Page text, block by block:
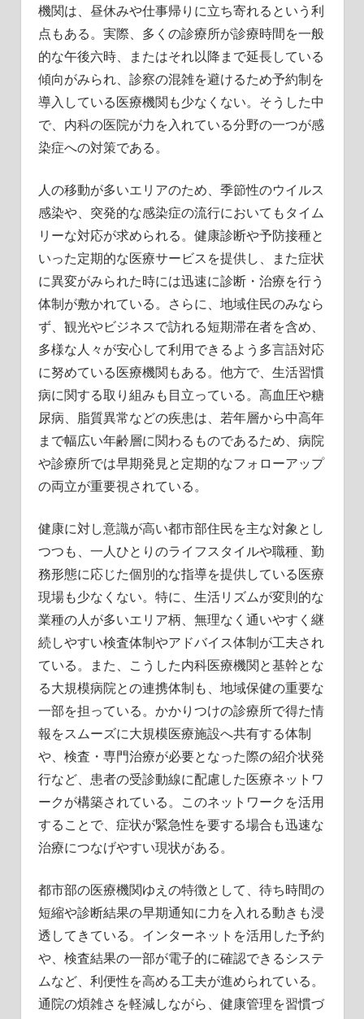
機関は、昼休みや仕事帰りに立ち寄れるという利
点もある。実際、多くの診療所が診療時間を一般
的な午後六時、またはそれ以降まで延長している
傾向がみられ、診察の混雑を避けるため予約制を
導入している医療機関も少なくない。そうした中
で、内科の医院が力を入れている分野の一つが感
染症への対策である。
人の移動が多いエリアのため、季節性のウイルス
感染や、突発的な感染症の流行においてもタイム
リーな対応が求められる。健康診断や予防接種と
いった定期的な医療サービスを提供し、また症状
に異変がみられた時には迅速に診断・治療を行う
体制が敷かれている。さらに、地域住民のみなら
ず、観光やビジネスで訪れる短期滞在者を含め、
多様な人々が安心して利用できるよう多言語対応
に努めている医療機関もある。他方で、生活習慣
病に関する取り組みも目立っている。高血圧や糖
尿病、脂質異常などの疾患は、若年層から中高年
まで幅広い年齢層に関わるものであるため、病院
や診療所では早期発見と定期的なフォローアップ
の両立が重要視されている。
健康に対し意識が高い都市部住民を主な対象とし
つつも、一人ひとりのライフスタイルや職種、勤
務形態に応じた個別的な指導を提供している医療
現場も少なくない。特に、生活リズムが変則的な
業種の人が多いエリア柄、無理なく通いやすく継
続しやすい検査体制やアドバイス体制が工夫され
ている。また、こうした内科医療機関と基幹とな
る大規模病院との連携体制も、地域保健の重要な
一部を担っている。かかりつけの診療所で得た情
報をスムーズに大規模医療施設へ共有する体制
や、検査・専門治療が必要となった際の紹介状発
行など、患者の受診動線に配慮した医療ネットワ
ークが構築されている。このネットワークを活用
することで、症状が緊急性を要する場合も迅速な
治療につなげやすい現状がある。
都市部の医療機関ゆえの特徴として、待ち時間の
短縮や診断結果の早期通知に力を入れる動きも浸
透してきている。インターネットを活用した予約
や、検査結果の一部が電子的に確認できるシステ
ムなど、利便性を高める工夫が進められている。
通院の煩雑さを軽減しながら、健康管理を習慣づ